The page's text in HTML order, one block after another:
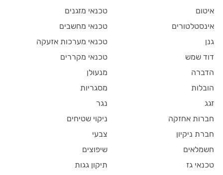
איטום
אינסטלטורים
גנן
דוד שמש
הדברה
הובלות
זגג
חברות אחזקה
חברת ניקיון
חשמלאים
טכנאי גז
טכנאי מזגנים
טכנאי מחשבים
טכנאי מערכות אזעקה
טכנאי מקררים
מנעולן
מסגריות
נגר
ניקוי שטיחים
צבעי
שיפוצים
תיקון גגות